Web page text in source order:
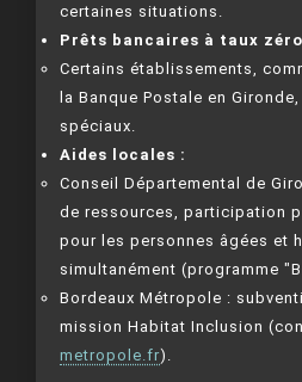
certaines situations.
Prêts bancaires à taux
Certains établissements,
la Banque Postale en
spéciaux.
Aides locales :
Conseil Départemental de
de ressources, participation
pour les personnes âgées et
simultanément (programme
Bordeaux Métropole :
mission Habitat Inclusion
metropole.fr).